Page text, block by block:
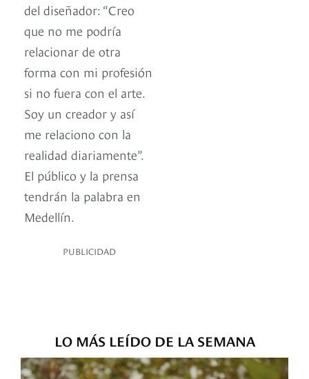
del diseñador: “Creo
que no me podría
relacionar de otra
forma con mi profesión
si no fuera con el arte.
Soy un creador y así
me relaciono con la
realidad diariamente”.
El público y la prensa
tendrán la palabra en
Medellín.
PUBLICIDAD
LO MÁS LEÍDO DE LA SEMANA